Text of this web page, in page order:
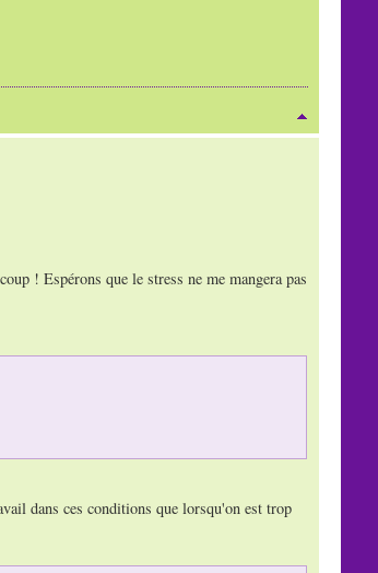
! Espérons que le stress ne me mangera pas
dans ces conditions que lorsqu'on est trop